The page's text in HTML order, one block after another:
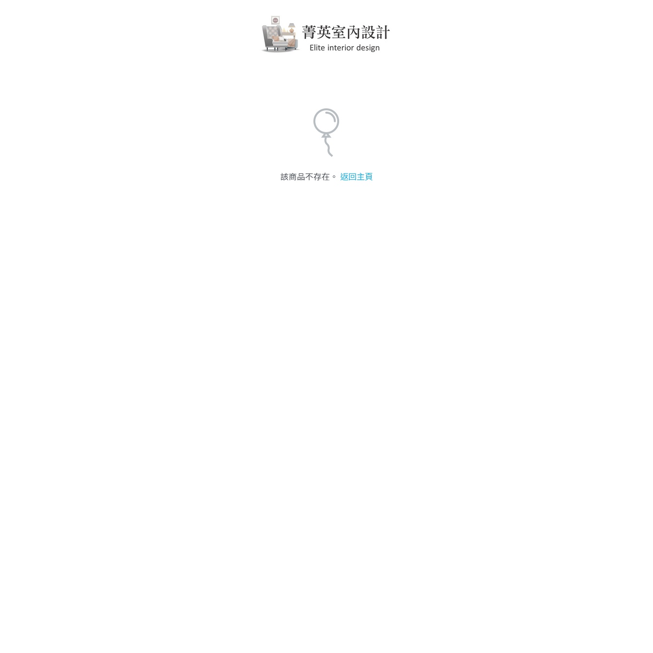
該商品不存在。 返回主頁